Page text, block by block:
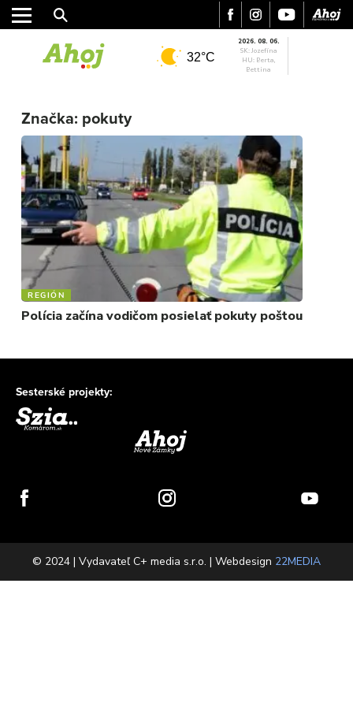
KULTÚRA
FOTKY
VIDEO
MIX
32°C
2026. 08. 06.
SK: Jozefína
HU: Berta,
Bettina
Značka: pokuty
REGIÓN
Polícia začína vodičom posielať pokuty poštou
Sesterské projekty:
© 2024 | Vydavateľ C+ media s.r.o. | Webdesign 22MEDIA